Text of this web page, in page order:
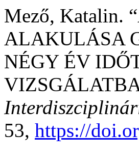
Mező, Katalin.
ALAKULÁSA
NÉGY ÉV
53, https://